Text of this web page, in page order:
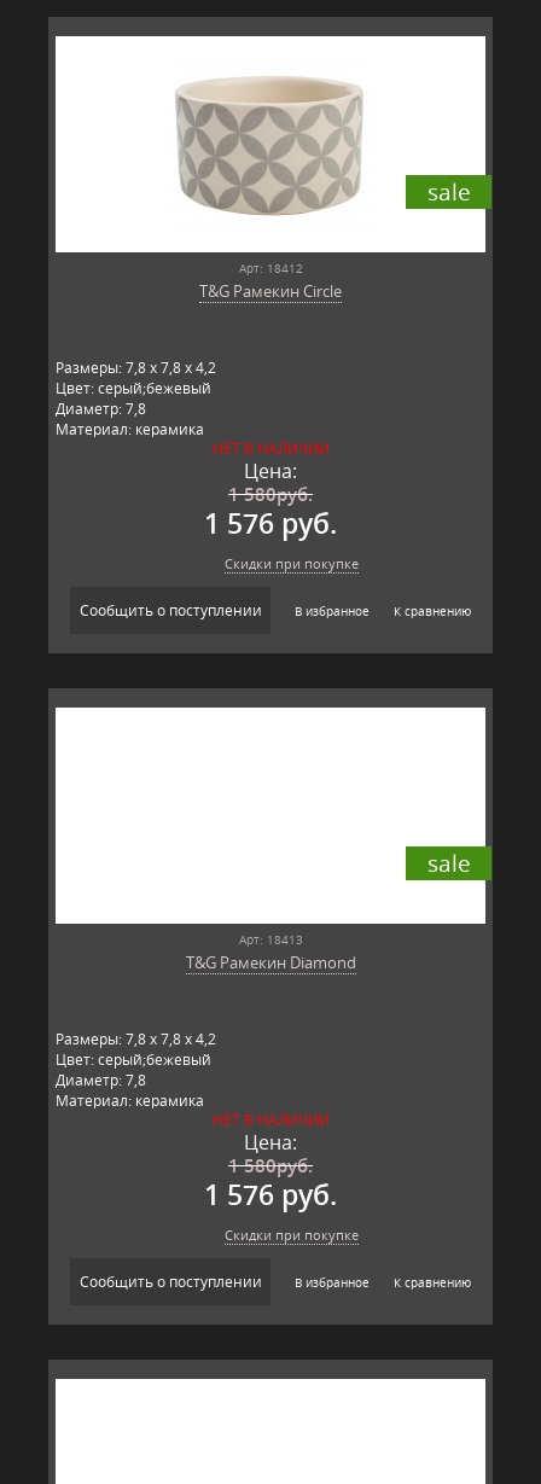
sale
Арт: 18412
T&G Рамекин Circle
Размеры: 7,8 x 7,8 x 4,2
Цвет: серый;бежевый
Диаметр: 7,8
Материал: керамика
Производитель: T&G, Великобритания
НЕТ В НАЛИЧИИ
Цена:
1 580руб.
1 576 руб.
Скидки при покупке
Сообщить о поступлении В избранное К сравнению
sale
Арт: 18413
T&G Рамекин Diamond
Размеры: 7,8 x 7,8 x 4,2
Цвет: серый;бежевый
Диаметр: 7,8
Материал: керамика
Производитель: T&G, Великобритания
НЕТ В НАЛИЧИИ
Цена:
1 580руб.
1 576 руб.
Скидки при покупке
Сообщить о поступлении В избранное К сравнению